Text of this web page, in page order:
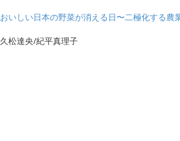
おいしい日本の野菜が消える日〜二極化する農
久松達央/紀平真理子